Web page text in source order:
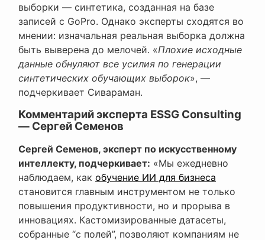
выборки — синтетика, созданная на базе
записей с GoPro. Однако эксперты сходятся во
мнении: изначальная реальная выборка должна
быть выверена до мелочей. «Плохие исходные
данные обнуляют все усилия по генерации
синтетических обучающих выборок», —
подчеркивает Сивараман.
Комментарий эксперта ESSG Consulting
— Сергей Семенов
Сергей Семенов, эксперт по искусственному
интеллекту, подчеркивает: «Мы ежедневно
наблюдаем, как обучение ИИ для бизнеса
становится главным инструментом не только
повышения продуктивности, но и прорыва в
инновациях. Кастомизированные датасеты,
собранные “с полей”, позволяют компаниям не